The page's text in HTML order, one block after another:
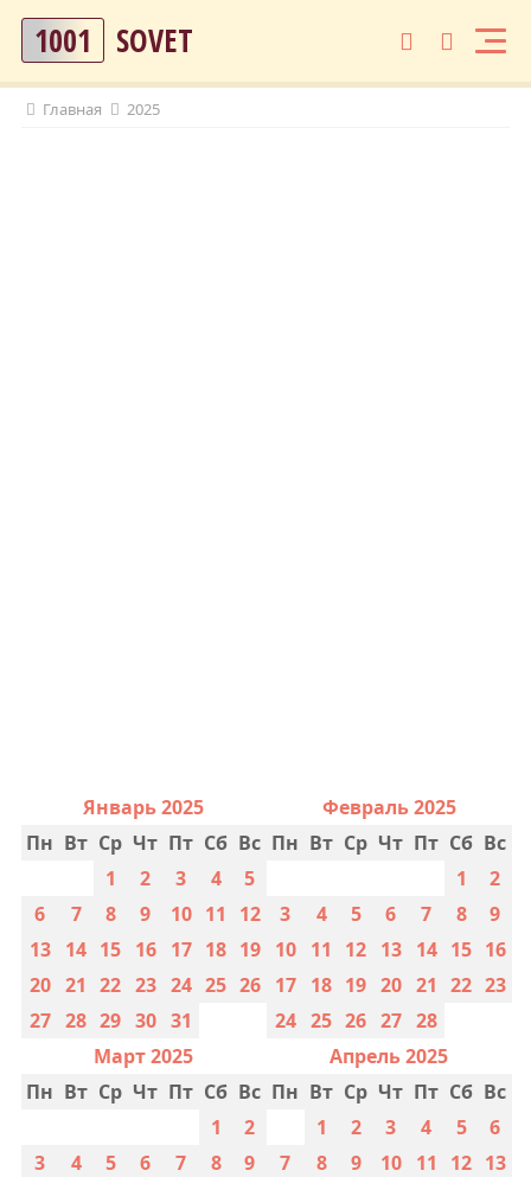
1001 SOVET
Главная 2025
Январь 2025
Пн Вт Ср Чт Пт Сб Вс
1
2 3 4
5
6
7 8 9 10 11
12
13 14 15 16 17 18 19
20 21 22 23 24 25 26
27 28 29 30 31
Февраль 2025
Пн Вт Ср Чт Пт Сб Вс
1
2
3
4 5 6 7 8
9
10 11 12 13 14 15 16
17 18 19 20 21 22 23
24 25 26 27 28
Март 2025
Пн Вт Ср Чт Пт Сб Вс
1
2
3
4 5 6 7 8
9
Апрель 2025
Пн Вт Ср Чт Пт Сб Вс
1
2 3 4 5
6
7
8 9 10 11 12 13